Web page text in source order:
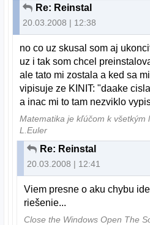
Re: Reinstal
20.03.2008 | 12:38
no co uz skusal som aj
uz i tak som chcel
ale tato mi zostala a ked sa
vipisuje ze KINIT: "daake
a inac mi to tam nezviklo
Matematika je kľúčom k všetkým
L.Euler
Re: Reinstal
20.03.2008 | 12:41
Viem presne o aku chybu
riešenie...
Close the Windows Open The